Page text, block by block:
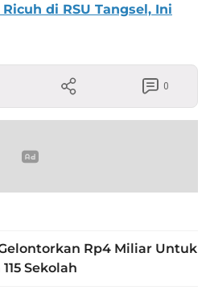
di RSU Tangsel, Ini
0
Rp4 Miliar Untuk
Sekolah